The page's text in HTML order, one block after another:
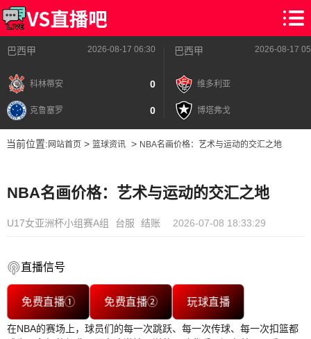
巴西甲 2026-08-17 06:30
科林蒂安 0
克鲁塞罗 0
巴西甲 2026-08-17
维多利亚
博塔弗戈
当前位置: 网站首页> 篮球资讯> NBA名画价格：艺术与运动的交汇之地
NBA名画价格：艺术与运动的交汇之地
U17女亚洲杯小组赛A组 台服 结账 2026-07-08 18:33:29
直播信号
免费直播① 免费直播② 玩球直播
在NBA的赛场上，球员们的每一次跳跃、每一次传球、每一次扣篮都